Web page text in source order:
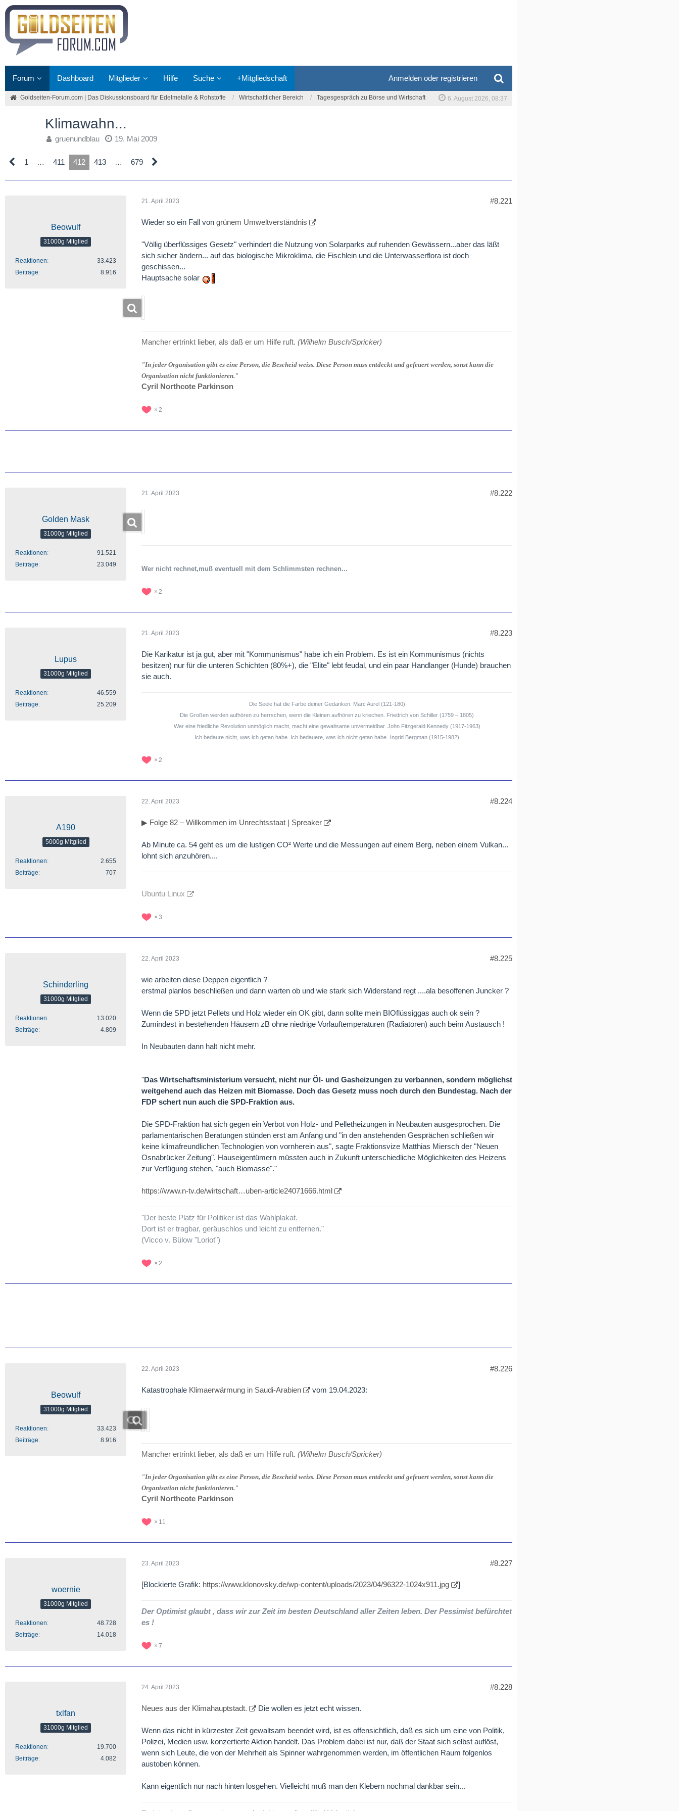
Forum Dashboard Mitglieder Hilfe Suche +Mitgliedschaft Anmelden oder registrieren
Goldseiten-Forum.com | Das Diskussionsboard für Edelmetalle & Rohstoffe Wirtschaftlicher Bereich Tagesgespräch zu Börse und Wirtschaft 6. August 2026, 08:37
Klimawahn...
gruenundblau 19. Mai 2009
1 … 411 412 413 … 679
Beowulf
31000g Mitglied
Reaktionen
33.423
Beiträge
8.916
21. April 2023 #8.221
Wieder so ein Fall von grünem Umweltverständnis
"Völlig überflüssiges Gesetz" verhindert die Nutzung von Solarparks auf ruhenden Gewässern...aber das läßt
sich sicher ändern... auf das biologische Mikroklima, die Fischlein und die Unterwasserflora ist doch
geschissen...
Hauptsache solar
Mancher ertrinkt lieber, als daß er um Hilfe ruft. (Wilhelm Busch/Spricker)
"In jeder Organisation gibt es eine Person, die Bescheid weiss. Diese Person muss entdeckt und gefeuert werden, sonst kann die
Organisation nicht funktionieren."
Cyril Northcote Parkinson
2
Golden Mask
31000g Mitglied
Reaktionen
91.521
Beiträge
23.049
21. April 2023 #8.222
Wer nicht rechnet,muß eventuell mit dem Schlimmsten rechnen...
2
Lupus
31000g Mitglied
Reaktionen
46.559
Beiträge
25.209
21. April 2023 #8.223
Die Karikatur ist ja gut, aber mit "Kommunismus" habe ich ein Problem. Es ist ein Kommunismus (nichts
besitzen) nur für die unteren Schichten (80%+), die "Elite" lebt feudal, und ein paar Handlanger (Hunde) brauchen
sie auch.
Die Seele hat die Farbe deiner Gedanken. Marc Aurel (121-180)
Die Großen werden aufhören zu herrschen, wenn die Kleinen aufhören zu kriechen. Friedrich von Schiller (1759 – 1805)
Wer eine friedliche Revolution unmöglich macht, macht eine gewaltsame unvermeidbar. John Fitzgerald Kennedy (1917-1963)
Ich bedaure nicht, was ich getan habe. Ich bedauere, was ich nicht getan habe.
Ingrid Bergman (1915-1982)
2
A190
5000g Mitglied
Reaktionen
2.655
Beiträge
707
22. April 2023 #8.224
▶ Folge 82 – Willkommen im Unrechtsstaat | Spreaker
Ab Minute ca. 54 geht es um die lustigen CO² Werte und die Messungen auf einem Berg, neben einem Vulkan...
lohnt sich anzuhören....
Ubuntu Linux
3
Schinderling
31000g Mitglied
Reaktionen
13.020
Beiträge
4.809
22. April 2023 #8.225
wie arbeiten diese Deppen eigentlich ?
erstmal planlos beschließen und dann warten ob und wie stark sich Widerstand regt ....ala besoffenen Juncker ?
Wenn die SPD jetzt Pellets und Holz wieder ein OK gibt, dann sollte mein BIOflüssiggas auch ok sein ?
Zumindest in bestehenden Häusern zB ohne niedrige Vorlauftemperaturen (Radiatoren) auch beim Austausch !
In Neubauten dann halt nicht mehr.
"Das Wirtschaftsministerium versucht, nicht nur Öl- und Gasheizungen zu verbannen, sondern möglichst
weitgehend auch das Heizen mit Biomasse. Doch das Gesetz muss noch durch den Bundestag. Nach der
FDP schert nun auch die SPD-Fraktion aus.
Die SPD-Fraktion hat sich gegen ein Verbot von Holz- und Pelletheizungen in Neubauten ausgesprochen. Die
parlamentarischen Beratungen stünden erst am Anfang und "in den anstehenden Gesprächen schließen wir
keine klimafreundlichen Technologien von vornherein aus", sagte Fraktionsvize Matthias Miersch der "Neuen
Osnabrücker Zeitung". Hauseigentümern müssten auch in Zukunft unterschiedliche Möglichkeiten des Heizens
zur Verfügung stehen, "auch Biomasse"."
https://www.n-tv.de/wirtschaft…uben-article24071666.html
"Der beste Platz für Politiker ist das Wahlplakat.
Dort ist er tragbar, geräuschlos und leicht zu entfernen."
(Vicco v. Bülow "Loriot")
2
Beowulf
31000g Mitglied
Reaktionen
33.423
Beiträge
8.916
22. April 2023 #8.226
Katastrophale Klimaerwärmung in Saudi-Arabien vom 19.04.2023:
Mancher ertrinkt lieber, als daß er um Hilfe ruft. (Wilhelm Busch/Spricker)
"In jeder Organisation gibt es eine Person, die Bescheid weiss. Diese Person muss entdeckt und gefeuert werden, sonst kann die
Organisation nicht funktionieren."
Cyril Northcote Parkinson
11
woernie
31000g Mitglied
Reaktionen
48.728
Beiträge
14.018
23. April 2023 #8.227
[Blockierte Grafik: https://www.klonovsky.de/wp-content/uploads/2023/04/96322-1024x911.jpg ]
Der Optimist glaubt , dass wir zur Zeit im besten Deutschland aller Zeiten leben. Der Pessimist befürchtet
es !
7
txlfan
31000g Mitglied
Reaktionen
19.700
Beiträge
4.082
24. April 2023 #8.228
Neues aus der Klimahauptstadt. Die wollen es jetzt echt wissen.
Wenn das nicht in kürzester Zeit gewaltsam beendet wird, ist es offensichtlich, daß es sich um eine von Politik,
Polizei, Medien usw. konzertierte Aktion handelt. Das Problem dabei ist nur, daß der Staat sich selbst auflöst,
wenn sich Leute, die von der Mehrheit als Spinner wahrgenommen werden, im öffentlichen Raum folgenlos
austoben können.
Kann eigentlich nur nach hinten losgehen. Vielleicht muß man den Klebern nochmal dankbar sein...